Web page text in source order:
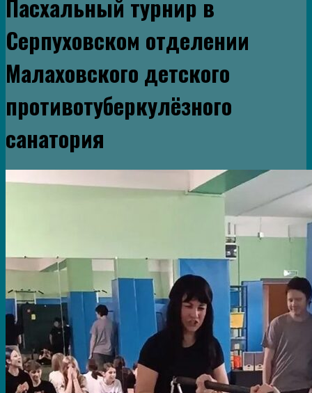
Пасхальный турнир в
Серпуховском отделении
Малаховского детского
противотуберкулёзного
санатория